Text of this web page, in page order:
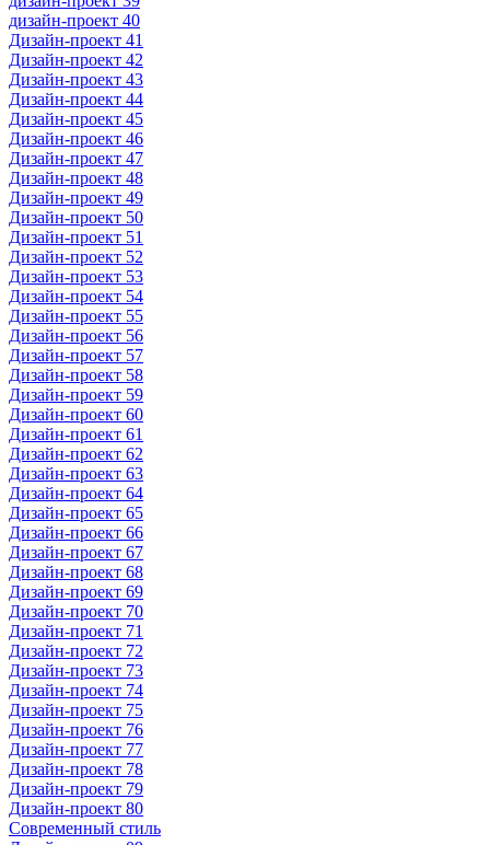
дизайн-проект 40
Дизайн-проект 41
Дизайн-проект 42
Дизайн-проект 43
Дизайн-проект 44
Дизайн-проект 45
Дизайн-проект 46
Дизайн-проект 47
Дизайн-проект 48
Дизайн-проект 49
Дизайн-проект 50
Дизайн-проект 51
Дизайн-проект 52
Дизайн-проект 53
Дизайн-проект 54
Дизайн-проект 55
Дизайн-проект 56
Дизайн-проект 57
Дизайн-проект 58
Дизайн-проект 59
Дизайн-проект 60
Дизайн-проект 61
Дизайн-проект 62
Дизайн-проект 63
Дизайн-проект 64
Дизайн-проект 65
Дизайн-проект 66
Дизайн-проект 67
Дизайн-проект 68
Дизайн-проект 69
Дизайн-проект 70
Дизайн-проект 71
Дизайн-проект 72
Дизайн-проект 73
Дизайн-проект 74
Дизайн-проект 75
Дизайн-проект 76
Дизайн-проект 77
Дизайн-проект 78
Дизайн-проект 79
Дизайн-проект 80
Современный стиль